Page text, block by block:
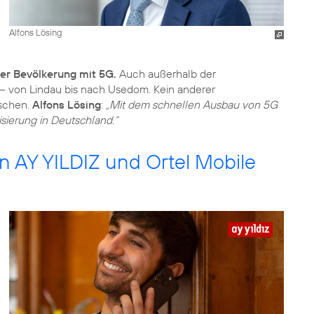
Alfons Lösing
Bevölkerung mit 5G. Auch außerhalb der
Lindau bis nach Usedom. Kein anderer
Alfons Lösing: „Mit dem schnellen Ausbau von 5G
in Deutschland.“
AY YILDIZ und Ortel Mobile